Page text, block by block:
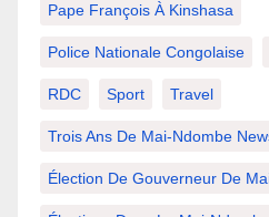
Pape François À Kinshasa
Police Nationale Congolaise
RDC Sport Travel
Trois Ans De Mai-Ndombe
Élection De Gouverneur De